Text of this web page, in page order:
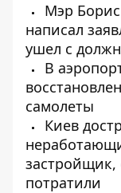
Мэр
написал
ушел с
В
самолеты
Киев
застройщик,
потратили